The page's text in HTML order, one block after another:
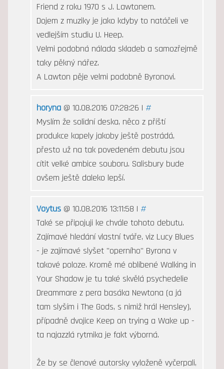
Friend z roku 1970 s J. Lawtonem.
Dojem z muziky je jako kdyby to natáčeli ve
vedlejším studiu U. Heep.
Velmi podobná nálada skladeb a samozřejmě
taky pěkný nářez.
A Lawton pěje velmi podobně Byronovi.
horyna@ 10.08.2016 07:28:26 | #
Myslím že solidní deska, něco z příští
produkce kapely jakoby ještě postrádá,
přesto už na tak povedeném debutu jsou
cítit velké ambice souboru. Salisbury bude
ovšem ještě daleko lepší.
Voytus@ 10.08.2016 13:11:58 | #
Také se připojuji ke chvále tohoto debutu.
Zajímavé hledání vlastní tváře, viz Lucy Blues
- je zajímavé slyšet "operního" Byrona v
takové poloze. Kromě mé oblíbené Walking in
Your Shadow je tu také skvělá psychedelie
Dreammare z pera basáka Newtona (a já
tam slyším i The Gods, s nimiž hrál Hensley),
případně dvojice Keep on trying a Wake up -
ta najazzlá rytmika je fakt výborná.
Že by se členové autorsky vyloženě vyčerpali,